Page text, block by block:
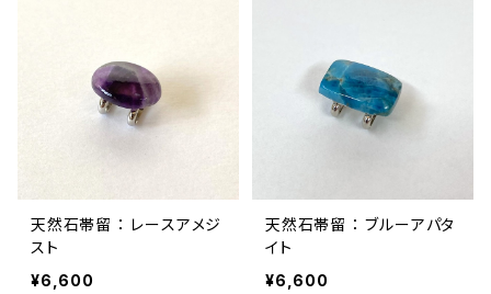
天然石帯留 ： レースアメジ
スト
¥6,600
天然石帯留 ： ブルーアパタ
イト
¥6,600